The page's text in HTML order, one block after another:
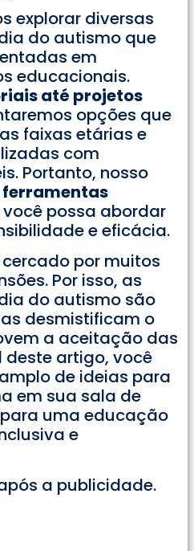
explorar diversas
do autismo que
em
educacionais.
até projetos
opções que
faixas etárias e
com
Portanto, nosso
ferramentas
possa abordar
e eficácia.
por muitos
Por isso, as
do autismo são
desmistificam o
a aceitação das
deste artigo, você
de ideias para
em sua sala de
uma educação
e
a publicidade.